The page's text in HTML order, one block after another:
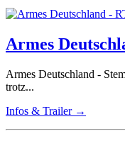
Armes
Armes Deutschland -
trotz...
Infos & Trailer →